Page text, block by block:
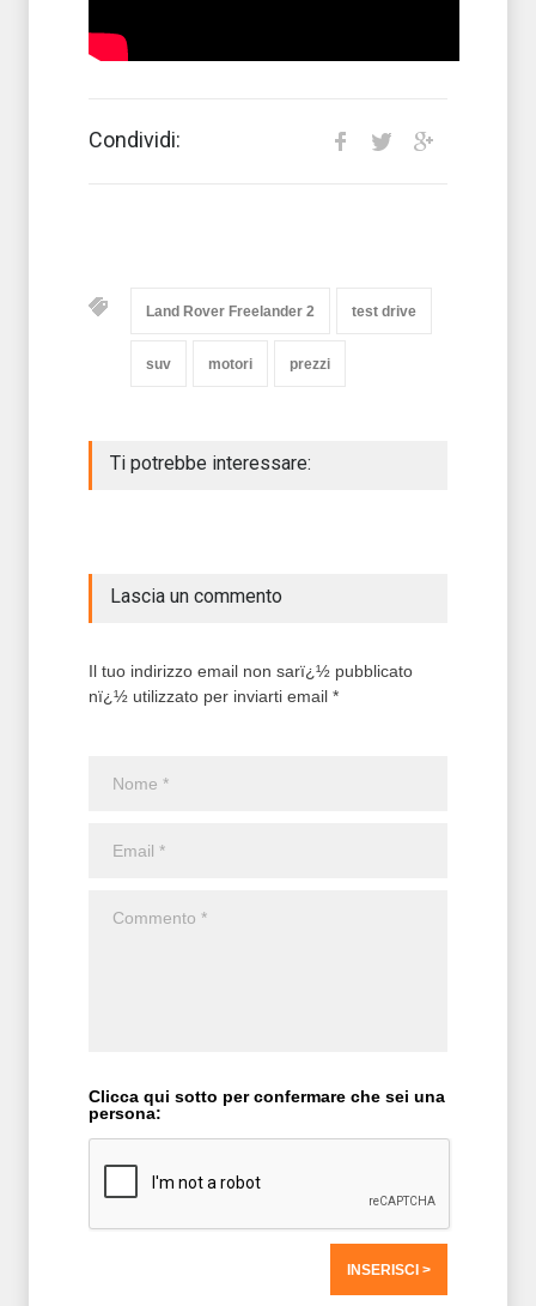
Condividi:
Land Rover Freelander 2 test drive
suv motori prezzi
Ti potrebbe interessare:
Lascia un commento
Il tuo indirizzo email non sarï¿½ pubblicato
nï¿½ utilizzato per inviarti email *
Clicca qui sotto per confermare che sei una
persona: